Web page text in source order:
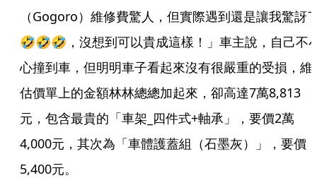
（Gogoro）維修費驚人，但實際遇到還是讓我驚訝
🤣🤣🤣，沒想到可以貴成這樣！」車主說，自己不
心撞到車，但明明車子看起來沒有很嚴重的受損，維
估價單上的金額林林總總加起來，卻高達7萬8,813
元，包含最貴的「車架_四件式+軸承」，要價2萬
4,000元，其次為「車體護蓋組（石墨灰）」，要價
5,400元。